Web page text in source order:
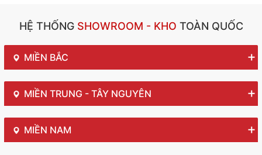
HỆ THỐNGSHOWROOM - KHO TOÀN QUỐC
MIỀN BẮC
MIỀN TRUNG - TÂY NGUYÊN
MIỀN NAM